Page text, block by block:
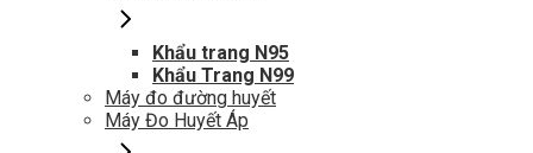
Khẩu trang N95
Khẩu Trang N99
Máy đo đường huyết
Máy Đo Huyết Áp